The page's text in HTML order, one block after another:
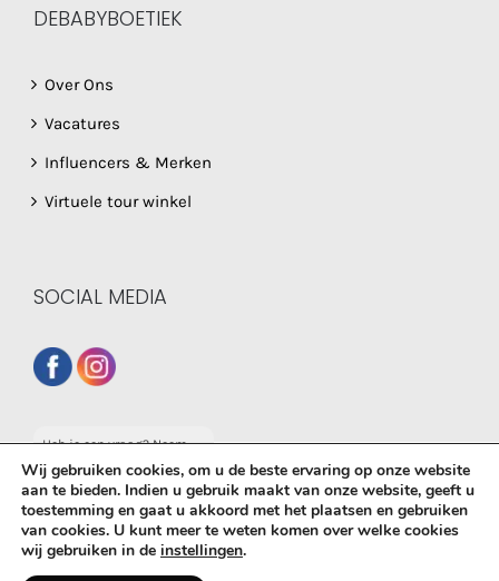
DEBABYBOETIEK
Over Ons
Vacatures
Influencers & Merken
Virtuele tour winkel
SOCIAL MEDIA
© Copyright 2026 De Babyboetiek | Powered byMplusKASSA
Woocommerce&WooCommerce Kassasysteem
Heb je een vraag? Neem
dan gerust contact op
met onze whatsapp
service!
Wij gebruiken cookies, om u de beste ervaring op onze website
aan te bieden. Indien u gebruik maakt van onze website, geeft u
toestemming en gaat u akkoord met het plaatsen en gebruiken
van cookies. U kunt meer te weten komen over welke cookies
wij gebruiken in de instellingen.